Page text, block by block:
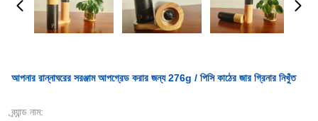
আপনার রান্নাঘরের সরঞ্জাম আপগ্রেড করার জন্য 276g / পিসি কাঠের জার গ্রিনার নিখুঁত
ব্র্যান্ড নাম: